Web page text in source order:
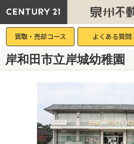
買取・売却コース よくある質問
岸和田市立岸城幼稚園